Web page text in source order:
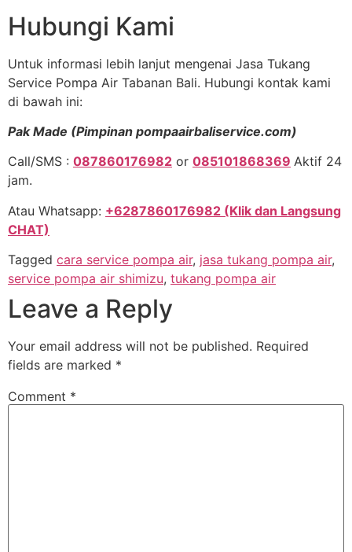
Hubungi Kami
Untuk informasi lebih lanjut mengenai Jasa Tukang
Service Pompa Air Tabanan Bali. Hubungi kontak kami
di bawah ini:
Pak Made (Pimpinan pompaairbaliservice.com)
Call/SMS : 087860176982 or 085101868369 Aktif 24
jam.
Atau Whatsapp: +6287860176982 (Klik dan Langsung
CHAT)
Tagged cara service pompa air, jasa tukang pompa air,
service pompa air shimizu, tukang pompa air
Leave a Reply
Your email address will not be published. Required
fields are marked *
Comment *